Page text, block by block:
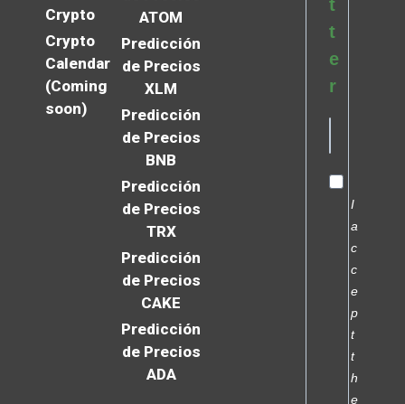
Crypto
Crypto
Calendar
(Coming
soon)
ATOM
Predicción
de Precios
XLM
Predicción
de Precios
BNB
Predicción
de Precios
TRX
Predicción
de Precios
CAKE
Predicción
de Precios
ADA
t
t
e
r
I
a
c
c
e
p
t
t
h
e